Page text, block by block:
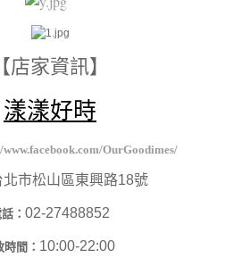
【店家資訊】
漾漾好時
www.facebook.com/OurGoodimes/
北市松山區東興路18號
： 02-27488852
時間： 10:00-22:00